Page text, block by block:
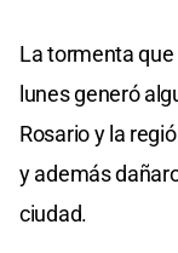
La tormenta
lunes generó
Rosario y la
y además
ciudad.